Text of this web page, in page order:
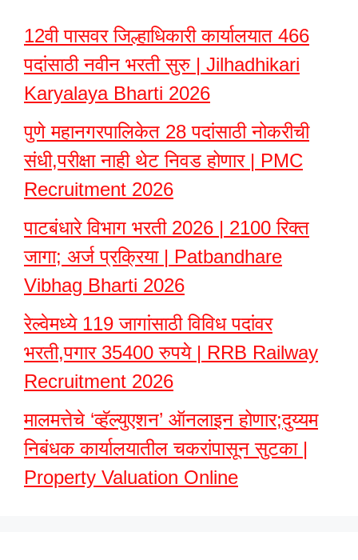
12वी पासवर जिल्हाधिकारी कार्यालयात 466
पदांसाठी नवीन भरती सुरु | Jilhadhikari
Karyalaya Bharti 2026
पुणे महानगरपालिकेत 28 पदांसाठी नोकरीची
संधी,परीक्षा नाही थेट निवड होणार | PMC
Recruitment 2026
पाटबंधारे विभाग भरती 2026 | 2100 रिक्त
जागा; अर्ज प्रक्रिया | Patbandhare
Vibhag Bharti 2026
रेल्वेमध्ये 119 जागांसाठी विविध पदांवर
भरती,पगार 35400 रुपये | RRB Railway
Recruitment 2026
मालमत्तेचे ‘व्हॅल्युएशन’ ऑनलाइन होणार;दुय्यम
निबंधक कार्यालयातील चकरांपासून सुटका |
Property Valuation Online